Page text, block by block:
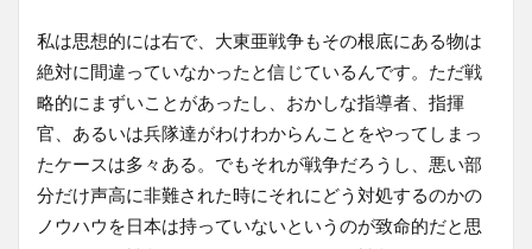
私は思想的には右で、大東亜戦争もその根底にある物は
絶対に間違っていなかったと信じているんです。ただ戦
略的にまずいことがあったし、おかしな指導者、指揮
官、あるいは兵隊達がわけわからんことをやってしまっ
たケースは多々ある。でもそれが戦争だろうし、悪い部
分だけ声高に非難された時にそれにどう対処するのかの
ノウハウを日本は持っていないというのが致命的だと思